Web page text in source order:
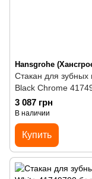
Hansgrohe
Стакан для зубных
Black Chrome
3 087 грн
В наличии
Купить